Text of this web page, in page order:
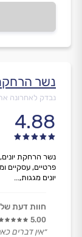
נשר הרחקת
נבדק לאחרונה
4.88
נשר הרחקת
פרטיים, עסקיים
יונים מגגות,...
חוות דעת של
5.00
״אין דברים